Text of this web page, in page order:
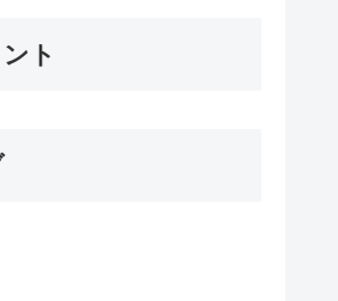
ト